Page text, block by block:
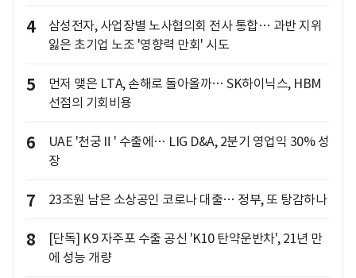
4
삼성전자, 사업장별 노사협의회 전사 통합… 과반 지위
잃은 초기업 노조 '영향력 만회' 시도
5
먼저 맺은 LTA, 손해로 돌아올까… SK하이닉스, HBM
선점의 기회비용
6
UAE '천궁Ⅱ' 수출에… LIG D&A, 2분기 영업익 30% 성
장
7 23조원 남은 소상공인 코로나 대출… 정부, 또 탕감하나
8
[단독] K9 자주포 수출 공신 'K10 탄약운반차', 21년 만
에 성능 개량